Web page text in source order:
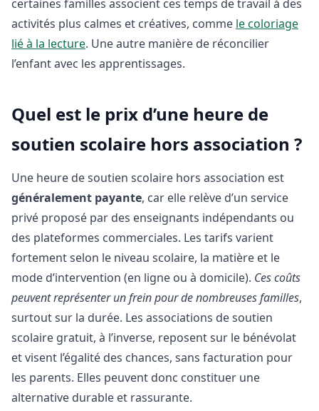
certaines familles associent ces temps de travail à des
activités plus calmes et créatives, comme le coloriage
lié à la lecture. Une autre manière de réconcilier
l’enfant avec les apprentissages.
Quel est le prix d’une heure de
soutien scolaire hors association ?
Une heure de soutien scolaire hors association est
généralement payante, car elle relève d’un service
privé proposé par des enseignants indépendants ou
des plateformes commerciales. Les tarifs varient
fortement selon le niveau scolaire, la matière et le
mode d’intervention (en ligne ou à domicile). Ces coûts
peuvent représenter un frein pour de nombreuses familles,
surtout sur la durée. Les associations de soutien
scolaire gratuit, à l’inverse, reposent sur le bénévolat
et visent l’égalité des chances, sans facturation pour
les parents. Elles peuvent donc constituer une
alternative durable et rassurante.